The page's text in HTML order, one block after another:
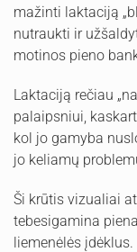
mažinti laktaciją
nutraukti ir
motinos pieno
Laktaciją rečiau
palaipsniui,
kol jo gamyba
jo keliamų
Ši krūtis vizualiai
tebesigamina
liemenėlės įdėklus.